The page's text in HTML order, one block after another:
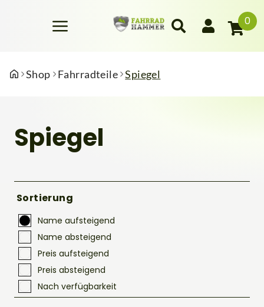
0
Shop Fahrradteile Spiegel
Spiegel
Sortierung
Name aufsteigend
Name absteigend
Preis aufsteigend
Preis absteigend
Nach verfügbarkeit